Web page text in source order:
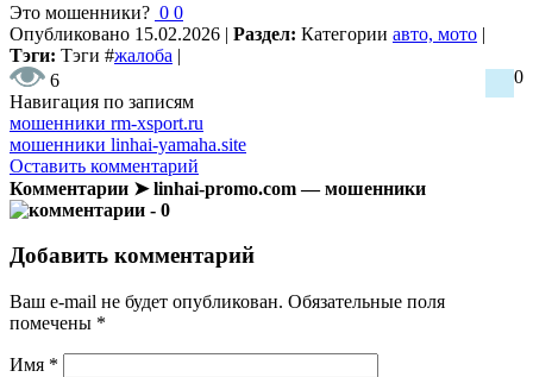
Это мошенники? 0 0
Опубликовано 15.02.2026 | Раздел: Категории авто, мото |
Тэги: Тэги #жалоба |
6
0
Навигация по записям
мошенники rm-xsport.ru
мошенники linhai-yamaha.site
Оставить комментарий
Комментарии ➤ linhai-promo.com — мошенники
- 0
Добавить комментарий
Ваш e-mail не будет опубликован. Обязательные поля
помечены *
Имя *